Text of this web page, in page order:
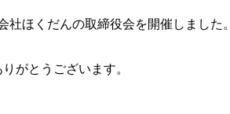
社ほくだんの取締役会を開催しました。
がとうございます。